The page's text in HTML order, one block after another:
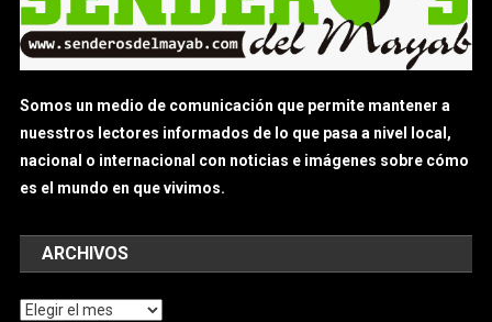
Somos un medio de comunicación que permite mantener a
nuesstros lectores informados de lo que pasa a nivel local,
nacional o internacional con noticias e imágenes sobre cómo
es el mundo en que vivimos.
ARCHIVOS
Archivos